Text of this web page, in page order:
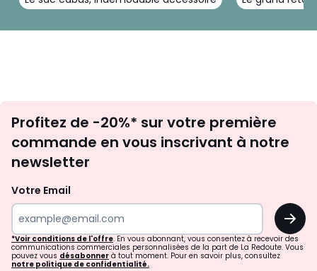
newsletter
Profitez de -20%* sur votre première
commande en vous inscrivant à notre
newsletter
Votre Email
OK
*Voir conditions de l'offre. En vous abonnant, vous consentez à recevoir des
communications commerciales personnalisées de la part de La Redoute. Vous
pouvez vous désabonner à tout moment. Pour en savoir plus, consultez
notre politique de confidentialité.